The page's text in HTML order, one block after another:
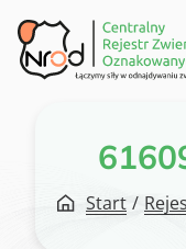
Przejdź
do
treści
Start /